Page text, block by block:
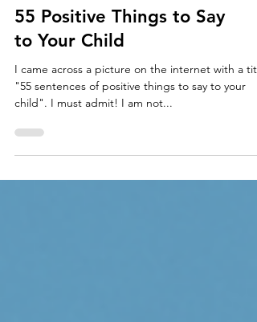
55 Positive Things to Say
to Your Child
I came across a picture on the internet with a
child". I must admit! I am not...